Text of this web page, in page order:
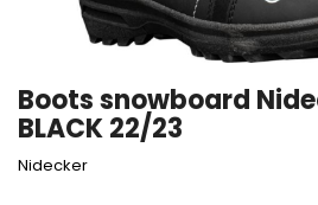
Accesorii tenis
Accesorii teren tenis
Testeaza rachete
Boots snowboard
BLACK 22/23
Nidecker